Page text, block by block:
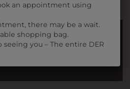
an appointment using
there may be a wait.
shopping bag.
you – The entire DER